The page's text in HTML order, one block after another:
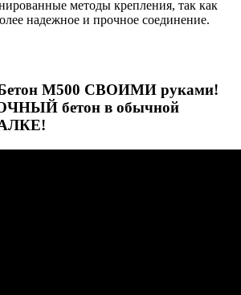
методы крепления, так как
надежное и прочное соединение.
М500 СВОИМИ руками!
бетон в обычной